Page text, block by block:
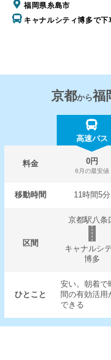
福岡県糸島市
キャナルシティ博多で下
京都から福
高速バス
料金 0円
6月の最安値
移動時間 11時間5分
区間
京都駅八条
キャナルシ
博多
ひとこと
安い。朝着で
間の有効活用
できる